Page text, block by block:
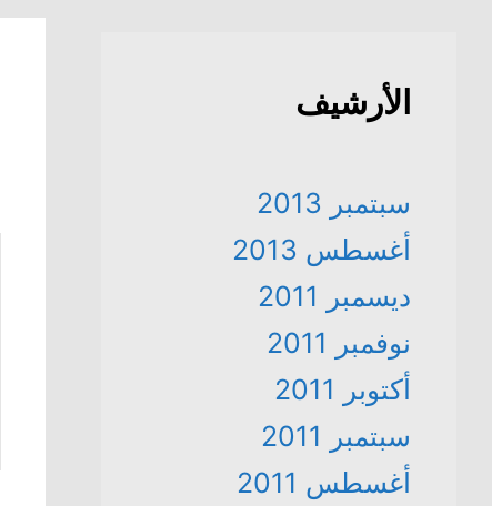
الأرشيف
سبتمبر 2013
أغسطس 2013
ديسمبر 2011
نوفمبر 2011
أكتوبر 2011
سبتمبر 2011
أغسطس 2011